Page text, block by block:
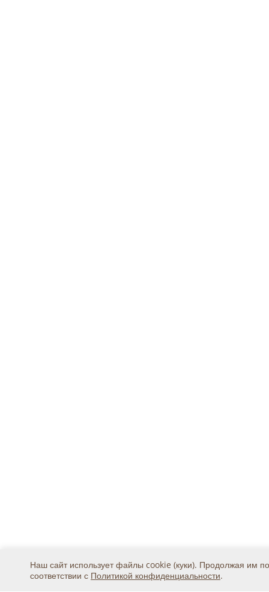
Наш сайт использует файлы cookie (куки). Продолжая им
соответствии с Политикой конфиденциальности.